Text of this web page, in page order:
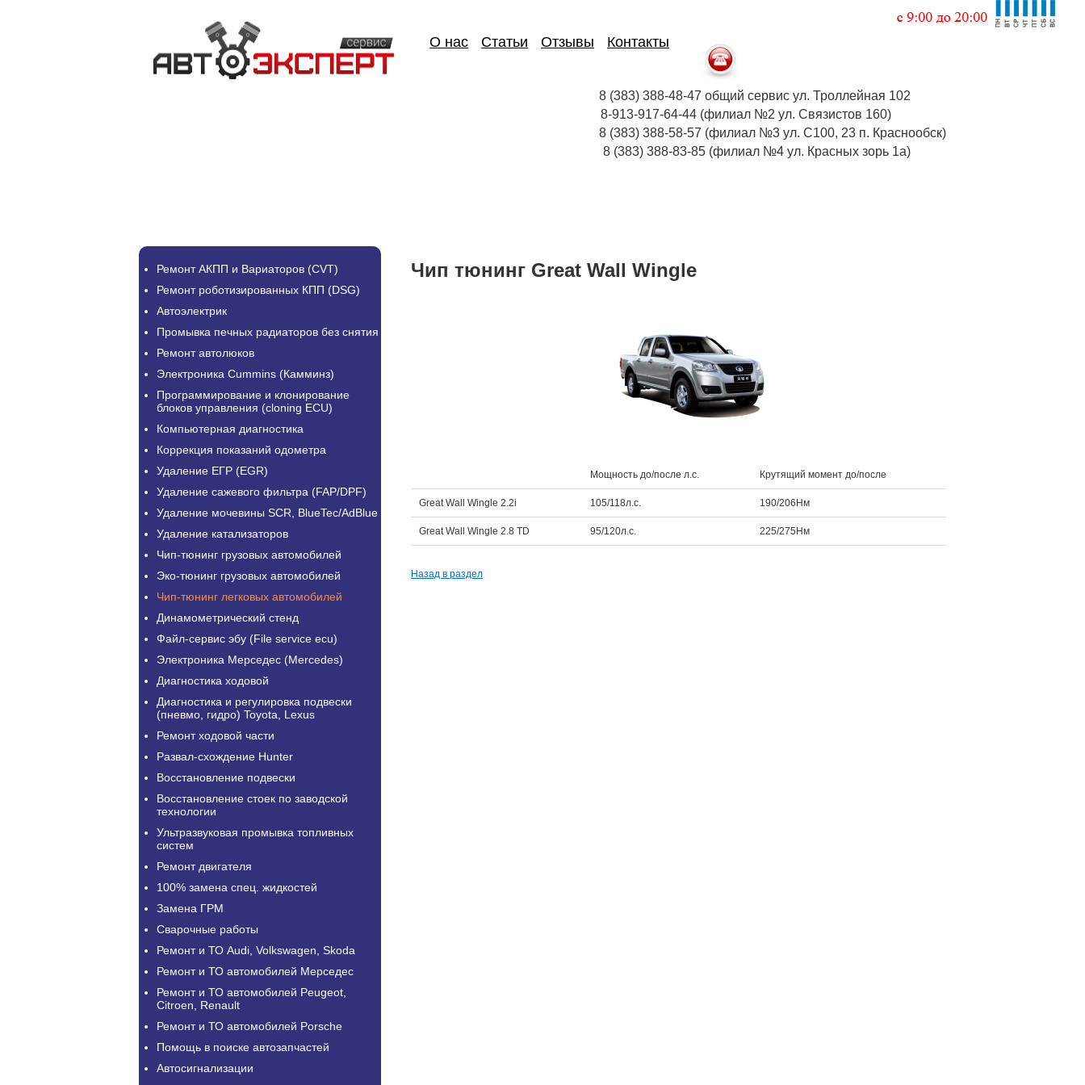
О нас Статьи Отзывы Контакты
8 (383) 388-48-47 общий сервис ул. Троллейная 102
8-913-917-64-44 (филиал №2 ул. Связистов 160)
8 (383) 388-58-57 (филиал №3 ул. С100, 23 п. Краснообск)
8 (383) 388-83-85 (филиал №4 ул. Красных зорь 1а)
Ремонт АКПП и Вариаторов (CVT)
Ремонт роботизированных КПП (DSG)
Автоэлектрик
Промывка печных радиаторов без снятия
Ремонт автолюков
Электроника Cummins (Камминз)
Программирование и клонирование
блоков управления (cloning ECU)
Компьютерная диагностика
Коррекция показаний одометра
Удаление ЕГР (EGR)
Удаление сажевого фильтра (FAP/DPF)
Удаление мочевины SCR, BlueTec/AdBlue
Удаление катализаторов
Чип-тюнинг грузовых автомобилей
Эко-тюнинг грузовых автомобилей
Чип-тюнинг легковых автомобилей
Динамометрический стенд
Файл-сервис эбу (File service ecu)
Электроника Мерседес (Mercedes)
Диагностика ходовой
Диагностика и регулировка подвески
(пневмо, гидро) Toyota, Lexus
Ремонт ходовой части
Развал-схождение Hunter
Восстановление подвески
Восстановление стоек по заводской
технологии
Ультразвуковая промывка топливных
систем
Ремонт двигателя
100% замена спец. жидкостей
Замена ГРМ
Сварочные работы
Ремонт и ТО Audi, Volkswagen, Skoda
Ремонт и ТО автомобилей Мерседес
Ремонт и ТО автомобилей Peugeot,
Citroen, Renault
Ремонт и ТО автомобилей Porsche
Помощь в поиске автозапчастей
Автосигнализации
Чип тюнинг Great Wall Wingle
Мощность до/после л.с. Крутящий момент до/после
Great Wall Wingle 2.2i 105/118л.с. 190/206Нм
Great Wall Wingle 2.8 TD 95/120л.с. 225/275Нм
Назад в раздел